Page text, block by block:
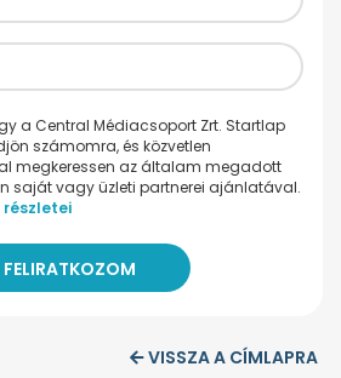
a Central Médiacsoport Zrt. Startlap
számomra, és közvetlen
megkeressen az általam megadott
saját vagy üzleti partnerei ajánlatával.
VISSZA A CÍMLAPRA